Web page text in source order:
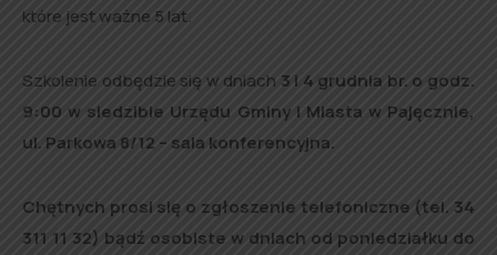
które jest ważne 5 lat.
Szkolenie odbędzie się w dniach 3 i 4 grudnia br. o godz.
9:00 w siedzibie Urzędu Gminy i Miasta w Pajęcznie,
ul. Parkowa 8/12 – sala konferencyjna.
Chętnych prosi się o zgłoszenie telefoniczne (tel. 34
311 11 32) bądź osobiste w dniach od poniedziałku do